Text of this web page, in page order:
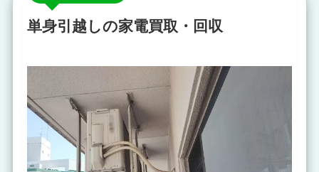
単身引越しの家電買取・回収